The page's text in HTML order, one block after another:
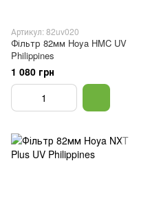
Артикул: 82uv020
Фільтр 82мм Hoya HMC UV
Philippines
1 080 грн